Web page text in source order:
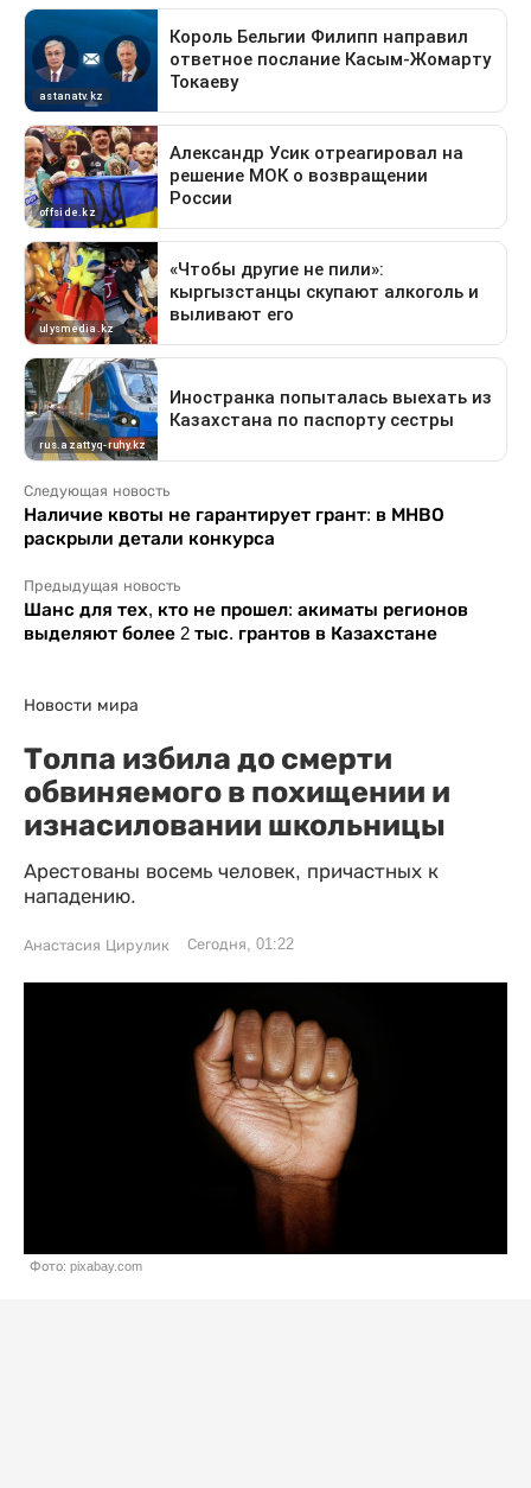
Следующая новость
Наличие квоты не гарантирует грант: в МНВО
раскрыли детали конкурса
Предыдущая новость
Шанс для тех, кто не прошел: акиматы регионов
выделяют более 2 тыс. грантов в Казахстане
Новости мира
Толпа избила до смерти
обвиняемого в похищении и
изнасиловании школьницы
Арестованы восемь человек, причастных к
нападению.
Анастасия Цирулик Сегодня, 01:22
Фото: pixabay.com